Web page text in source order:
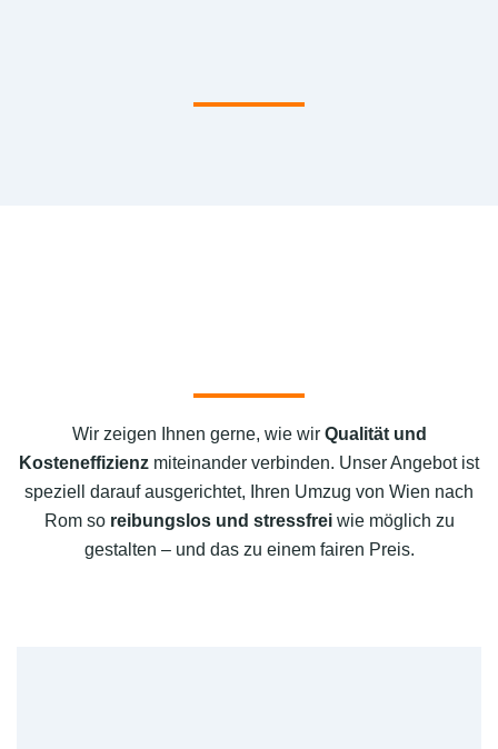
Wir zeigen Ihnen gerne, wie wir Qualität und
Kosteneffizienz miteinander verbinden. Unser Angebot ist
speziell darauf ausgerichtet, Ihren Umzug von Wien nach
Rom so reibungslos und stressfreiwie möglich zu
gestalten – und das zu einem fairen Preis.